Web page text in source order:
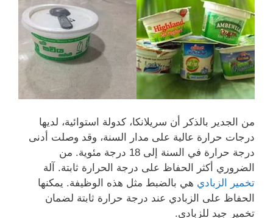
من الجدير بالذكر أن سريلانكا، كدولة استوائية، لديها
درجات حرارة عالية على مدار السنة، وقد وصلت أدنى
درجة حرارة في السنة إلى 18 درجة مئوية. من
الضروري أكثر الحفاظ على درجة الحرارة ثابتة. آلة
تخمير الزباديهي بالضبط مثل هذه الوظيفة. يمكنها
الحفاظ على الزبادي عند درجة حرارة ثابتة لضمان
تخمير جيد للزبادي.